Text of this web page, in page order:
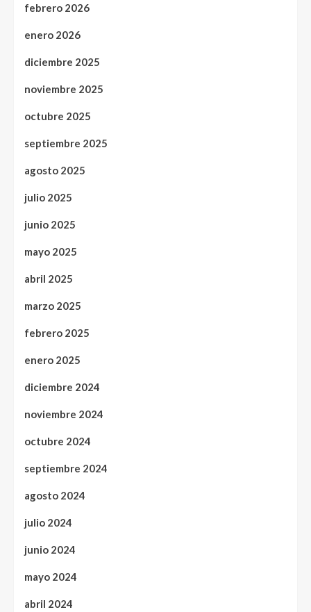
febrero 2026
enero 2026
diciembre 2025
noviembre 2025
octubre 2025
septiembre 2025
agosto 2025
julio 2025
junio 2025
mayo 2025
abril 2025
marzo 2025
febrero 2025
enero 2025
diciembre 2024
noviembre 2024
octubre 2024
septiembre 2024
agosto 2024
julio 2024
junio 2024
mayo 2024
abril 2024